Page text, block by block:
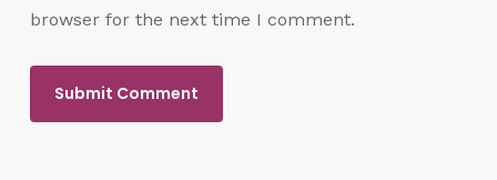
browser for the next time I comment.